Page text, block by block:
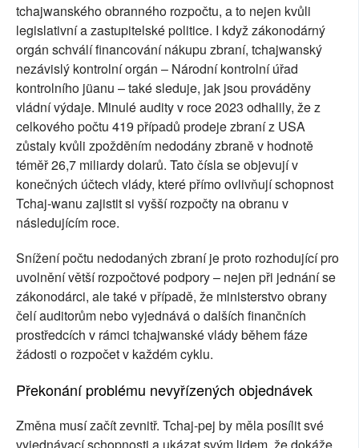
tchajwanského obranného rozpočtu, a to nejen kvůli
legislativní a zastupitelské politice. I když zákonodárný
orgán schválí financování nákupu zbraní, tchajwanský
nezávislý kontrolní orgán – Národní kontrolní úřad
kontrolního jüanu – také sleduje, jak jsou prováděny
vládní výdaje. Minulé audity v roce 2023 odhalily, že z
celkového počtu 419 případů prodeje zbraní z USA
zůstaly kvůli zpožděním nedodány zbraně v hodnotě
téměř 26,7 miliardy dolarů. Tato čísla se objevují v
konečných účtech vlády, které přímo ovlivňují schopnost
Tchaj-wanu zajistit si vyšší rozpočty na obranu v
následujícím roce.
Snížení počtu nedodaných zbraní je proto rozhodující pro
uvolnění větší rozpočtové podpory – nejen při jednání se
zákonodárci, ale také v případě, že ministerstvo obrany
čelí auditorům nebo vyjednává o dalších finančních
prostředcích v rámci tchajwanské vlády během fáze
žádosti o rozpočet v každém cyklu.
Překonání problému nevyřízených objednávek
Změna musí začít zevnitř. Tchaj-pej by měla posílit své